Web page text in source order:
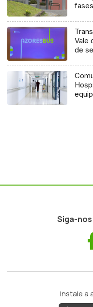
fases
Vale
de
Siga-
Instale a